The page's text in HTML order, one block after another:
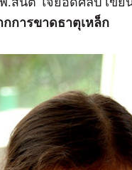
การขาดธาตุเหล็ก